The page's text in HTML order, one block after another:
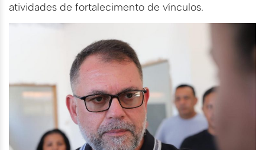
atividades de fortalecimento de vínculos.